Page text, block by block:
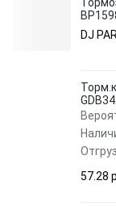
DJ
57.28 p.